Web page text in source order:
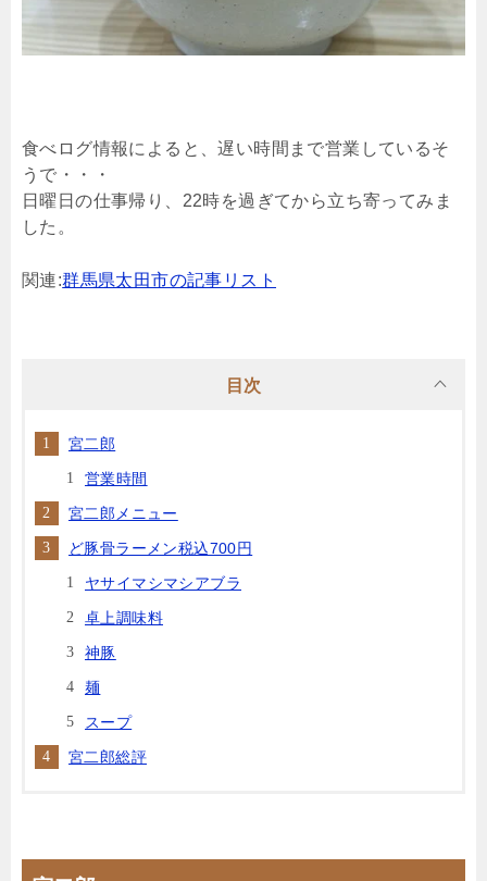
食べログ情報によると、遅い時間まで営業しているそ
うで・・・
日曜日の仕事帰り、22時を過ぎてから立ち寄ってみま
した。
関連:群馬県太田市の記事リスト
目次
宮二郎
営業時間
宮二郎メニュー
ど豚骨ラーメン税込700円
ヤサイマシマシアブラ
卓上調味料
神豚
麺
スープ
宮二郎総評